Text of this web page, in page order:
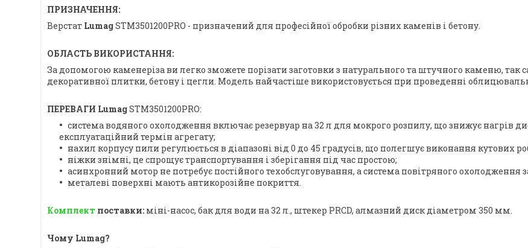
ПРИЗНАЧЕННЯ:
Верстат LumagSTM3501200PRO - призначений для професійної обробки різних каменів і бетону.
ОБЛАСТЬ ВИКОРИСТАННЯ:
За допомогою каменеріза ви легко зможете порізати заготовки з натурального та штучного каменю, так
декоративної плитки, бетону і цегли. Модель найчастіше використовується при проведенні
ПЕРЕВАГИ LumagSTM3501200PRO:
система водяного охолодження включає резервуар на 32 л для мокрого розпилу, що знижує нагрів
експлуатаційний термін агрегату;
нахил корпусу пили регулюється в діапазоні від 0 до 45 градусів, що полегшує виконання кутових
ніжки знімні, це спрощує транспортування і зберігання під час простою;
асинхронний мотор не потребує постійного техобслуговування, а система повітряного охолодження
металеві поверхні мають антикорозійне покриття.
Комплект поставки: міні-насос, бак для води на 32 л., штекер PRCD, алмазний диск діаметром 350 мм.
Чому Lumag?